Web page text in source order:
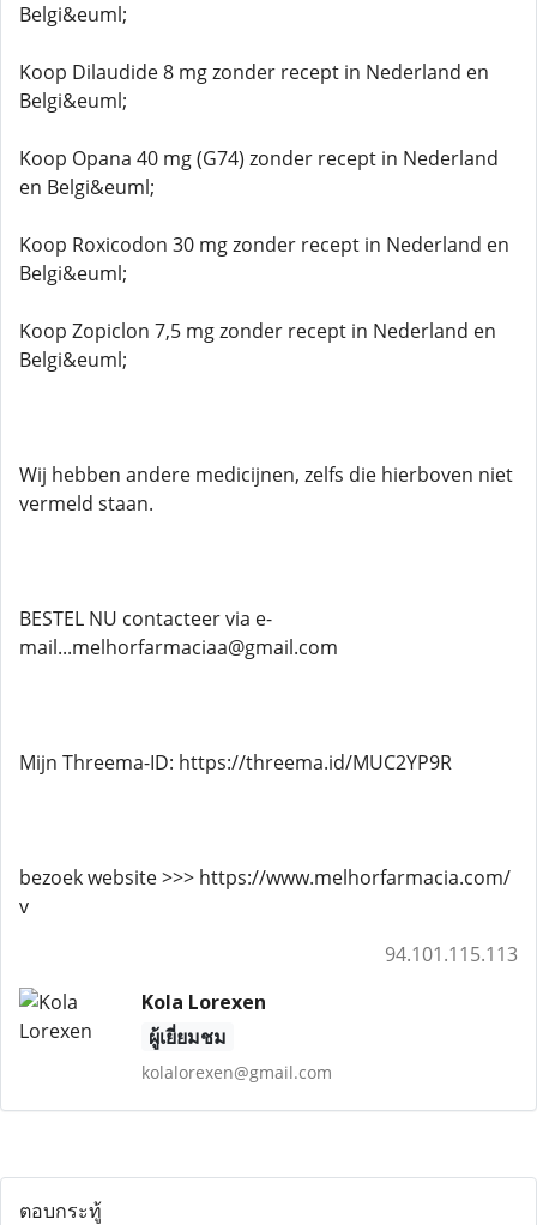
Belgi&euml;
Koop Dilaudide 8 mg zonder recept in Nederland en
Belgi&euml;
Koop Opana 40 mg (G74) zonder recept in Nederland
en Belgi&euml;
Koop Roxicodon 30 mg zonder recept in Nederland en
Belgi&euml;
Koop Zopiclon 7,5 mg zonder recept in Nederland en
Belgi&euml;
Wij hebben andere medicijnen, zelfs die hierboven niet
vermeld staan.
BESTEL NU contacteer via e-
mail...melhorfarmaciaa@gmail.com
Mijn Threema-ID: https://threema.id/MUC2YP9R
bezoek website >>> https://www.melhorfarmacia.com/
v
94.101.115.113
Kola Lorexen
ผู้เยี่ยมชม
kolalorexen@gmail.com
ตอบกระทู้